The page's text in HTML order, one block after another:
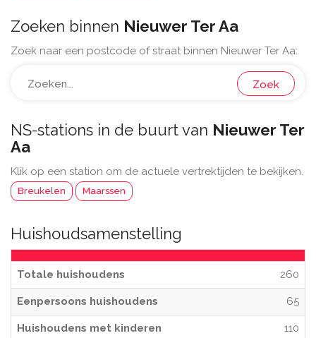
Zoeken binnen Nieuwer Ter Aa
Zoek naar een postcode of straat binnen Nieuwer Ter Aa:
Zoek
NS-stations in de buurt van Nieuwer Ter
Aa
Klik op een station om de actuele vertrektijden te bekijken.
Breukelen Maarssen
Huishoudsamenstelling
Totale huishoudens 260
Eenpersoons huishoudens 65
Huishoudens met kinderen 110